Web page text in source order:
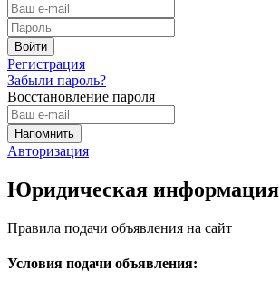
Регистрация
Забыли пароль?
Восстановление пароля
Авторизация
Юридическая информация
Правила подачи объявления на сайт
Условия подачи объявления: